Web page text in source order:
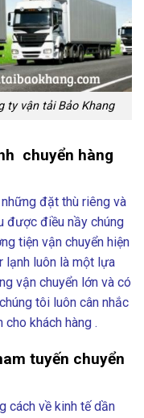
ty vận tải Bảo Khang
chuyển hàng
đặt thù riêng và
được điều nầy chúng
tiện vận chuyển hiện
lạnh luôn là một lựa
vận chuyển lớn và có
chúng tôi luôn cân nhắc
khách hàng .
tuyến chuyển
cách về kinh tế dần